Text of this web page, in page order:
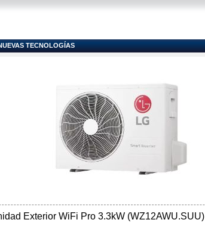
TECNOLOGÍAS
Exterior WiFi Pro 3.3kW (WZ12AWU.SUU)